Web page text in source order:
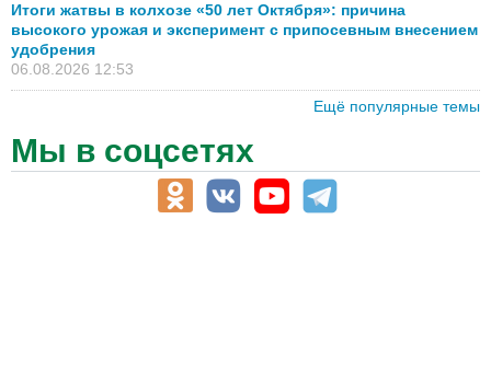
Итоги жатвы в колхозе «50 лет Октября»: причина
высокого урожая и эксперимент с припосевным внесением
удобрения
06.08.2026 12:53
Ещё популярные темы
Мы в соцсетях